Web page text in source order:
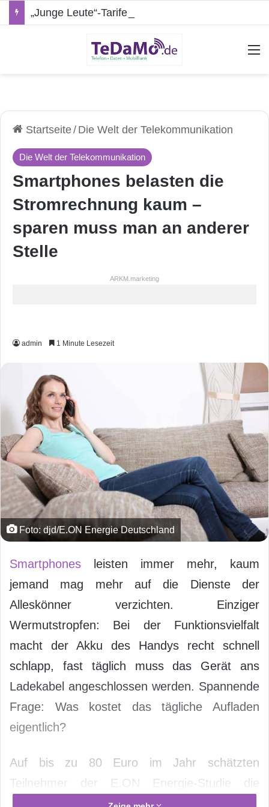
Startseite/ Die Welt der Telekommunikation
Die Welt der Telekommunikation
Smartphones belasten die
Stromrechnung kaum –
sparen muss man an anderer
Stelle
ARKM.marketing
admin 1 Minute Lesezeit
Foto: djd/E.ON Energie Deutschland
Smartphones leisten immer mehr, kaum
jemand mag mehr auf die Dienste der
Alleskönner verzichten. Einziger
Wermutstropfen: Bei der Funktionsvielfalt
macht der Akku des Handys recht schnell
schlapp, fast täglich muss das Gerät ans
Ladekabel angeschlossen werden. Spannende
Frage: Was kostet das tägliche Aufladen
eigentlich?
Auf bis zu 80 Euro im Jahr schätzten
Teilnehmer der E.ON Energie-Studie die
Stromkosten – und lagen damit gründlich